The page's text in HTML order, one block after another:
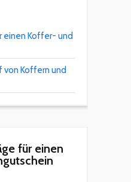
einen Koffer- und
von Koffern und
für einen